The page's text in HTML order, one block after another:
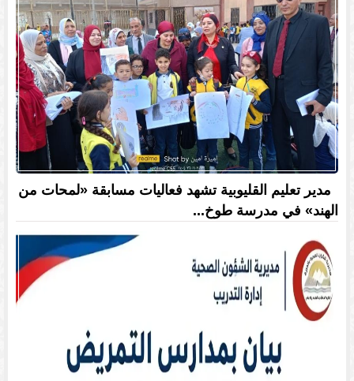
مدير تعليم القليوبية تشهد فعاليات مسابقة «لمحات من
الهند» في مدرسة طوخ...